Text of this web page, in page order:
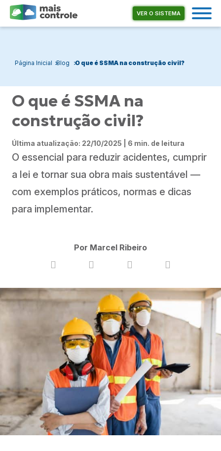
VER O SISTEMA
Página Inicial Blog O que é SSMA na construção civil?
O que é SSMA na
construção civil?
Última atualização: 22/10/2025 | 6 min. de leitura
O essencial para reduzir acidentes, cumprir
a lei e tornar sua obra mais sustentável —
com exemplos práticos, normas e dicas
para implementar.
Por Marcel Ribeiro